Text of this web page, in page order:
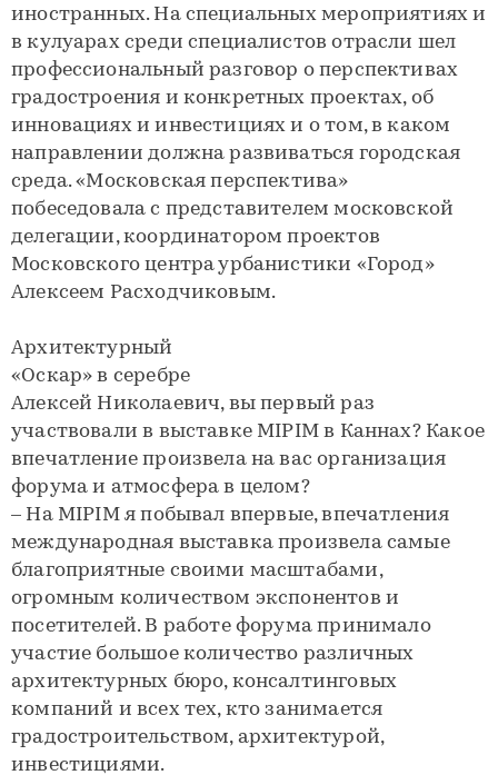
иностранных. На специальных мероприятиях и
в кулуарах среди специалистов отрасли шел
профессиональный разговор о перспективах
градостроения и конкретных проектах, об
инновациях и инвестициях и о том, в каком
направлении должна развиваться городская
среда. «Московская перспектива»
побеседовала с представителем московской
делегации, координатором проектов
Московского центра урбанистики «Город»
Алексеем Расходчиковым.
Архитектурный
«Оскар» в серебре
Алексей Николаевич, вы первый раз
участвовали в выставке MIPIM в Каннах? Какое
впечатление произвела на вас организация
форума и атмосфера в целом?
– На MIPIM я побывал впервые, впечатления
международная выставка произвела самые
благоприятные своими масштабами,
огромным количеством экспонентов и
посетителей. В работе форума принимало
участие большое количество различных
архитектурных бюро, консалтинговых
компаний и всех тех, кто занимается
градостроительством, архитектурой,
инвестициями.